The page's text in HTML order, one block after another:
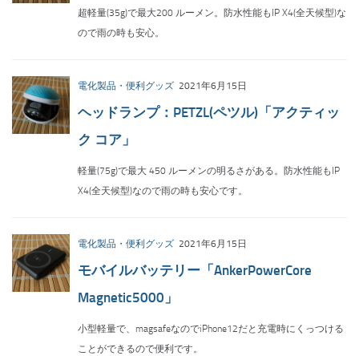
超軽量(35g)で最大200 ルーメン。防水性能もIP X4(全天候型)な
ので雨の時も安心。
電化製品・便利グッズ 2021年6月15日
ヘッドランプ：PETZL(ペツル)「アクティッ
ク コア」
軽量(75g)で最大 450 ルーメンの明るさがある。防水性能もIP
X4(全天候型)なので雨の時も安心です。
電化製品・便利グッズ 2021年6月15日
モバイルバッテリー「AnkerPowerCore
Magnetic5000」
小型軽量で、magsafeなのでiPhone12だと充電時にくっつける
ことができるので便利です。